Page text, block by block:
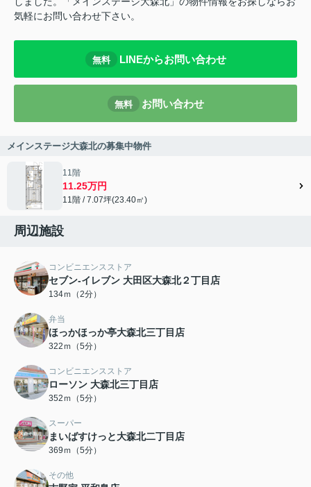
気軽にお問い合わせ下さい。
無料 LINEからお問い合わせ
無料 お問い合わせ
メインステージ大森北の募集中物件
11階
11.25万円
11階 / 7.07坪(23.40㎡)
周辺施設
コンビニエンスストア
セブン-イレブン 大田区大森北２丁目店
134ｍ（2分）
弁当
ほっかほっか亭大森北三丁目店
322ｍ（5分）
コンビニエンスストア
ローソン 大森北三丁目店
352ｍ（5分）
スーパー
まいばすけっと大森北二丁目店
369ｍ（5分）
その他